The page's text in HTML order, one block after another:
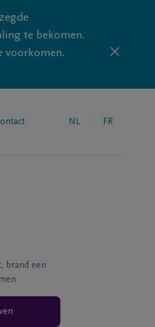
te bekomen.
voorkomen.
NL FR
brand een